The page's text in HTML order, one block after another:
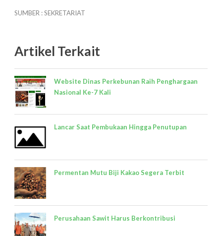
SUMBER : SEKRETARIAT
Artikel Terkait
Website Dinas Perkebunan Raih Penghargaan
Nasional Ke-7 Kali
Lancar Saat Pembukaan Hingga Penutupan
Permentan Mutu Biji Kakao Segera Terbit
Perusahaan Sawit Harus Berkontribusi